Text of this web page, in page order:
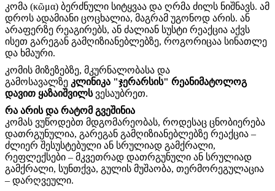
კომა (κῶμα) ბერძნული სიტყვაა და ღრმა ძილს ნიშნავს. ამ
დროს ადამიანი ცოცხალია, მაგრამ უგონოდ არის. ან
არაფერზე რეაგირებს, ან ძალიან სუსტი რეაქცია აქვს
ისეთ გარეგან გამღიზიანებლებზე, როგორიცაა სინათლე
და ხმაური.
კომის მიზეზებზე, მკურნალობასა და
გამოსავალზე კლინიკა "ჯერარსის" რეანიმატოლოგ
დავით ყაზაიშვილსვესაუბრეთ.
რა არის და რატომ გვეშინია
კომას ვუწოდებთ მდგომარეობას, როდესაც ცნობიერება
დათრგუნულია, გარეგან გამღიზიანებლებზე რეაქცია –
ძლიერ შესუსტებული ან სრულიად გამქრალი,
რეფლექსები – მკვეთრად დათრგუნული ან სრულიად
გამქრალი, სუნთქვა, გულის მუშაობა, თერმორეგულაცია
– დარღვეული.